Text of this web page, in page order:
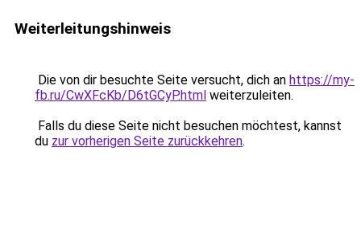
Weiterleitungshinweis
Die von dir besuchte Seite versucht, dich an https://my-
fb.ru/CwXFcKb/D6tGCyP.html weiterzuleiten.
Falls du diese Seite nicht besuchen möchtest, kannst
du zur vorherigen Seite zurückkehren.